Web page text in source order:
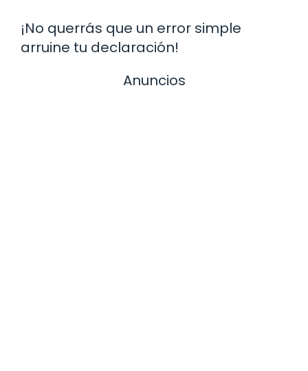
¡No querrás que un error simple
arruine tu declaración!
Anuncios